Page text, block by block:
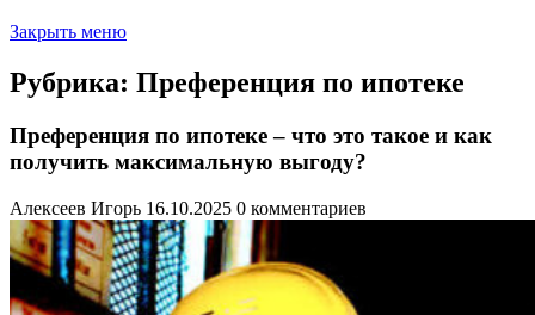
Закрыть меню
Рубрика: Преференция по ипотеке
Преференция по ипотеке – что это такое и как
получить максимальную выгоду?
Алексеев Игорь 16.10.2025 0 комментариев